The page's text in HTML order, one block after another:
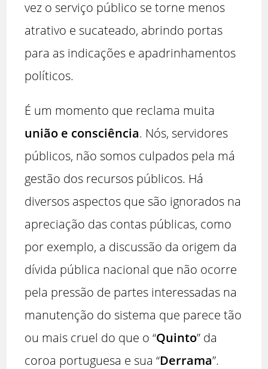
vez o serviço público se torne menos
atrativo e sucateado, abrindo portas
para as indicações e apadrinhamentos
políticos.
É um momento que reclama muita
união e consciência. Nós, servidores
públicos, não somos culpados pela má
gestão dos recursos públicos. Há
diversos aspectos que são ignorados na
apreciação das contas públicas, como
por exemplo, a discussão da origem da
dívida pública nacional que não ocorre
pela pressão de partes interessadas na
manutenção do sistema que parece tão
ou mais cruel do que o “Quinto” da
coroa portuguesa e sua “Derrama”.